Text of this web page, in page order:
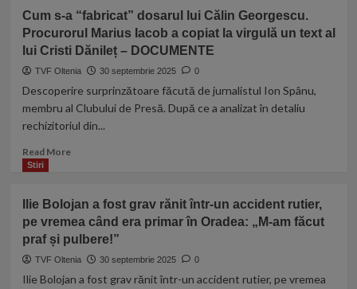
Justiției
confirmă
că
Horațiu
a
fost
arestat
în
Cum s-a “fabricat” dosarul lui Călin Georgescu.
Procurorul Marius Iacob a copiat la virgulă un text al
lui Cristi Dănileț – DOCUMENTE
TVF Oltenia 30 septembrie 2025 0
Descoperire surprinzătoare făcută de jurnalistul Ion Spânu,
membru al Clubului de Presă. După ce a analizat în detaliu
rechizitoriul din...
Read MoreRead
s-
a
“fabricat”
dosarul
Călin
Stiri
Ilie Bolojan a fost grav rănit într-un accident rutier,
pe vremea când era primar în Oradea: „M-am făcut
praf și pulbere!”
TVF Oltenia 30 septembrie 2025 0
Ilie Bolojan a fost grav rănit într-un accident rutier, pe vremea